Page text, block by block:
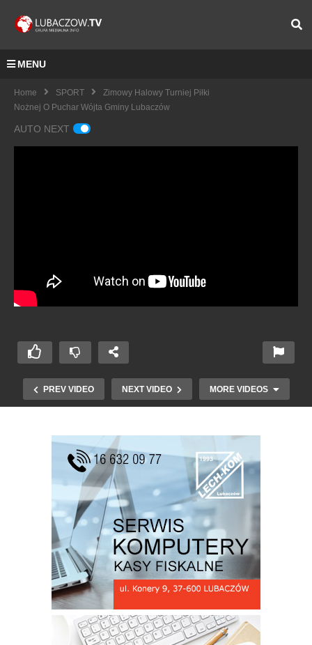
MENU
Home SPORT
Zimowy Halowy Turniej Piłki
Nożnej O Puchar Wójta Gminy Lubaczów
AUTO NEXT
PREV VIDEO NEXT VIDEO MORE VIDEOS
19 Finały Amatorskiej Piłki Siatkowej w
Lubaczowie